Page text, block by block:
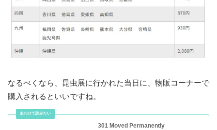
なるべくなら、昆虫展に行かれた当日に、物販コーナーで
購入されるといいですね。
301 Moved Permanently